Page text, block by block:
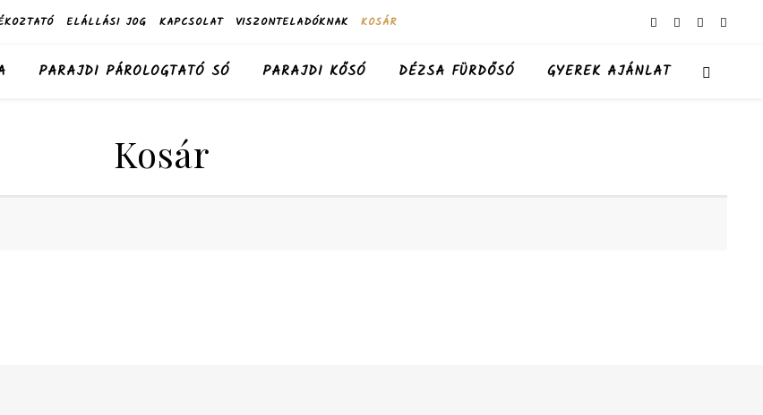
ELÁLLÁSI JOG KAPCSOLAT VISZONTELADÓKNAK KOSÁR
PARAJDI PÁROLOGTATÓ SÓ PARAJDI KŐSÓ DÉZSA FÜRDŐSÓ GYEREK AJÁNLAT
Kosár